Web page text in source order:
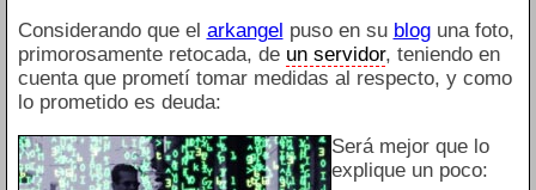
Considerando que el arkangel puso en su bloguna foto,
primorosamente retocada, de un servidor, teniendo en
cuenta que prometí tomar medidas al respecto, y como
lo prometido es deuda:
Será mejor que lo
explique un poco: